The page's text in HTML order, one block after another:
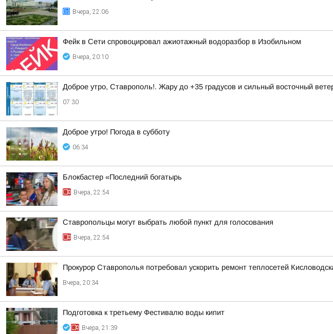
Вчера, 22:06
Фейк в Сети спровоцировал ажиотажный водоразбор в Изобильном
Вчера, 20:10
Доброе утро, Ставрополь!. Жару до +35 градусов и сильный восточный
07:30
Доброе утро! Погода в субботу
06:34
Блокбастер «Последний богатырь
Вчера, 22:54
Ставропольцы могут выбрать любой пункт для голосования
Вчера, 22:54
Прокурор Ставрополья потребовал ускорить ремонт теплосетей
Вчера, 20:34
Подготовка к третьему Фестивалю воды кипит
Вчера, 21:39